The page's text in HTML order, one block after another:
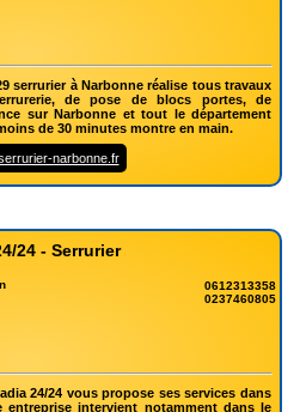
serrurier à Narbonne réalise tous travaux
de pose de blocs portes, de
sur Narbonne et tout le département
de 30 minutes montre en main.
narbonne.fr
24 - Serrurier
0612313358
0237460805
24/24 vous propose ses services dans
entreprise intervient notamment dans le